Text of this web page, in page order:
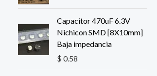
1
6
.
6
6
Capacitor 470uF 6.3V
Nichicon SMD [8X10mm]
Baja impedancia
$ 0.58